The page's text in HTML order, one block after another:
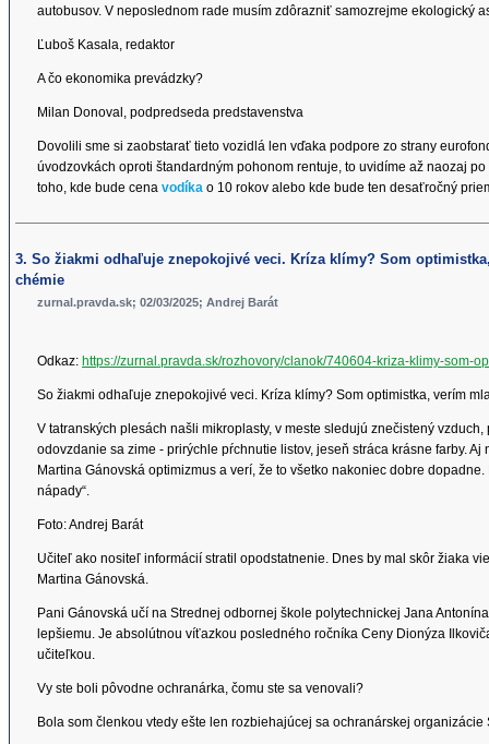
autobusov. V neposlednom rade musím zdôrazniť samozrejme ekologický
Ľuboš Kasala, redaktor
A čo ekonomika prevádzky?
Milan Donoval, podpredseda predstavenstva
Dovolili sme si zaobstarať tieto vozidlá len vďaka podpore zo strany
úvodzovkách oproti štandardným pohonom rentuje, to uvidíme až naozaj
toho, kde bude cena vodíka o 10 rokov alebo kde bude ten desaťročný
3. So žiakmi odhaľuje znepokojivé veci. Kríza klímy? Som
chémie
zurnal.pravda.sk; 02/03/2025; Andrej Barát
Odkaz: https://zurnal.pravda.sk/rozhovory/clanok/740604-kriza-klimy-som-
So žiakmi odhaľuje znepokojivé veci. Kríza klímy? Som optimistka, verím
V tatranských plesách našli mikroplasty, v meste sledujú znečistený
odovzdanie sa zime - prirýchle pŕchnutie listov, jeseň stráca krásne farby.
Martina Gánovská optimizmus a verí, že to všetko nakoniec dobre
nápady“.
Foto: Andrej Barát
Učiteľ ako nositeľ informácií stratil opodstatnenie. Dnes by mal skôr žiaka
Martina Gánovská.
Pani Gánovská učí na Strednej odbornej škole polytechnickej Jana
lepšiemu. Je absolútnou víťazkou posledného ročníka Ceny Dionýza
učiteľkou.
Vy ste boli pôvodne ochranárka, čomu ste sa venovali?
Bola som členkou vtedy ešte len rozbiehajúcej sa ochranárskej